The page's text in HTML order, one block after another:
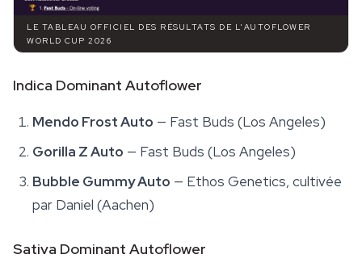
LE TABLEAU OFFICIEL DES RÉSULTATS DE L'AUTOFLOWER
WORLD CUP 2026
Indica Dominant Autoflower
Mendo Frost Auto — Fast Buds (Los Angeles)
Gorilla Z Auto — Fast Buds (Los Angeles)
Bubble Gummy Auto — Ethos Genetics, cultivée
par Daniel (Aachen)
Sativa Dominant Autoflower